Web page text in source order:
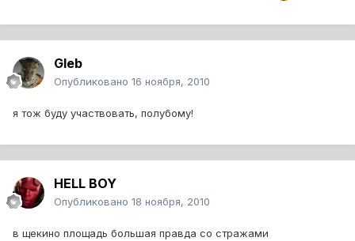
Gleb
Опубликовано 16 ноября, 2010
я тож буду участвовать, полубому!
HELL BOY
Опубликовано 18 ноября, 2010
в щекино площадь большая правда со стражами